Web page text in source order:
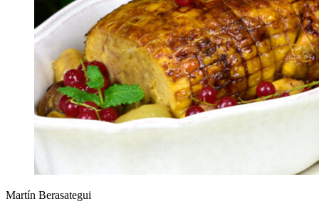
Martín Berasategui